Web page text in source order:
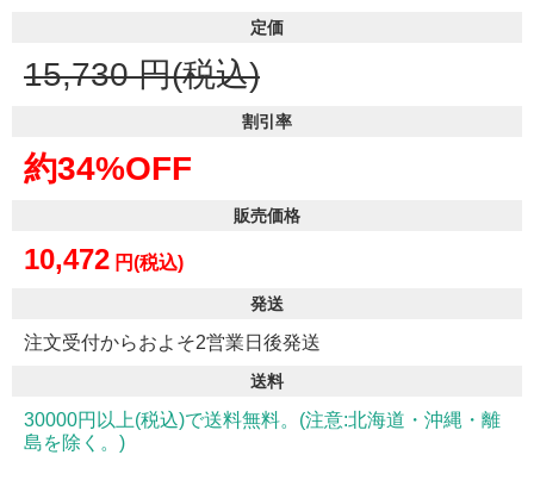
定価
15,730 円(税込)
割引率
約34%OFF
販売価格
10,472 円(税込)
発送
注文受付からおよそ2営業日後発送
送料
30000円以上(税込)で送料無料。(注意:北海道・沖縄・離
島を除く。)